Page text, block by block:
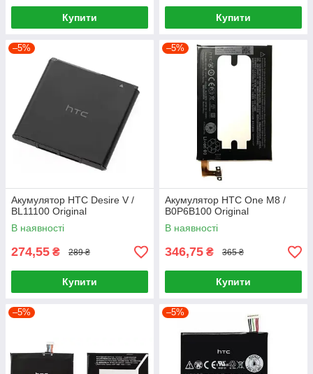
Купити Купити
–5%
Акумулятор HTC Desire V /
BL11100 Original
В наявності
274,55 ₴ 289 ₴
Купити
–5%
Акумулятор HTC One M8 /
B0P6B100 Original
В наявності
346,75 ₴ 365 ₴
Купити
–5% –5%